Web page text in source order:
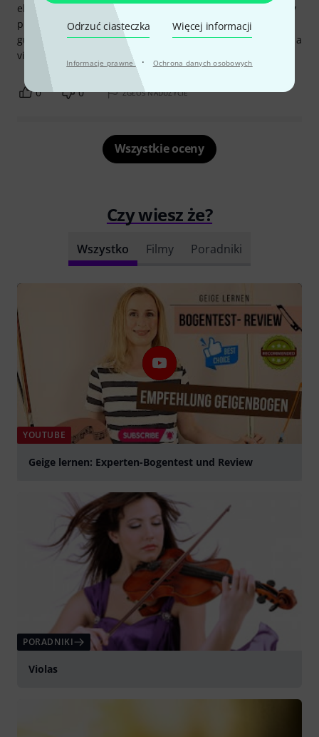
Odrzuć ciasteczka Więcej informacji
Informacje prawne · Ochrona danych osobowych
electric six string and I have to say that for its price I'm very
pleased with the quality of it. Sounds good on an electric
guitar, that's for sure. I assume it does its job quite well on a
violin proper so I can definitely recommend it.
0 0 ZGŁOŚ NADUŻYCIE
Wszystkie oceny
Czy wiesz że?
Wszystko Filmy Poradniki
YOUTUBE
Geige lernen: Experten-Bogentest und Review
PORADNIKI
Violas